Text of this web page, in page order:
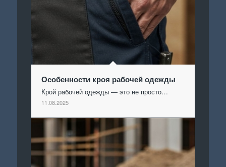
Особенности кроя рабочей одежды
Крой рабочей одежды — это не просто…
11.08.2025